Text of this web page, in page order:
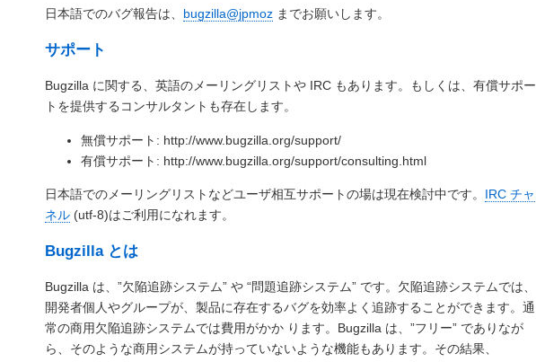
日本語でのバグ報告は、 bugzilla@jpmoz までお願いします。
サポート
Bugzilla に関する、英語のメーリングリストや IRC もあります。もしくは、有償サポー
トを提供するコンサルタントも存在します。
無償サポート: http://www.bugzilla.org/support/
有償サポート: http://www.bugzilla.org/support/consulting.html
日本語でのメーリングリストなどユーザ相互サポートの場は現在検討中です。 IRC チャ
ネル (utf-8)はご利用になれます。
Bugzilla とは
Bugzilla は、”欠陥追跡システム” や “問題追跡システム” です。欠陥追跡システムでは、
開発者個人やグループが、製品に存在するバグを効率よく追跡することができます。通
常の商用欠陥追跡システムでは費用がかか ります。Bugzilla は、”フリー” でありなが
ら、そのような商用システムが持っていないような機能もあります。その結果、